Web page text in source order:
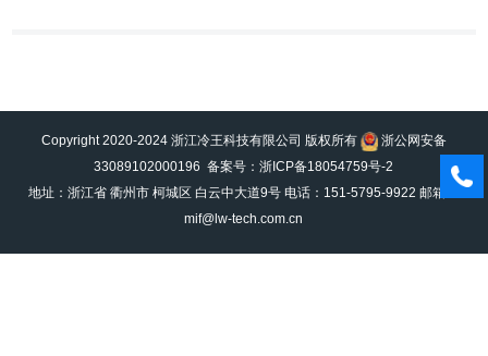
Copyright 2020-2024 浙江冷王科技有限公司 版权所有
浙公网安备
33089102000196 备案号：浙ICP备18054759号-2
地址：浙江省 衢州市 柯城区 白云中大道9号 电话：151-5795-9922 邮箱：
mif@lw-tech.com.cn